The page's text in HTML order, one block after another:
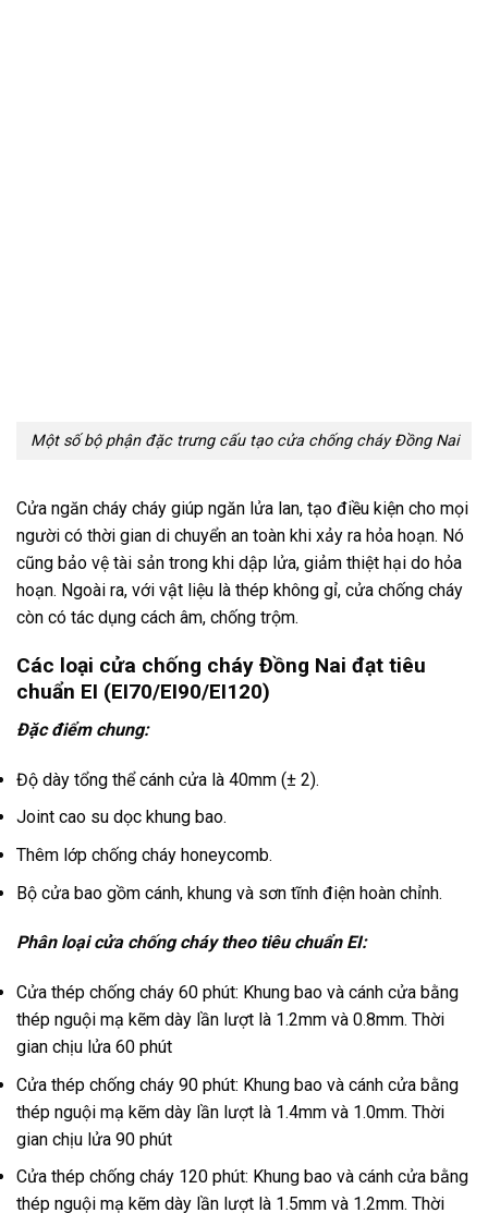
Một số bộ phận đặc trưng cấu tạo cửa chống cháy Đồng Nai
Cửa ngăn cháy cháy giúp ngăn lửa lan, tạo điều kiện cho mọi
người có thời gian di chuyển an toàn khi xảy ra hỏa hoạn. Nó
cũng bảo vệ tài sản trong khi dập lửa, giảm thiệt hại do hỏa
hoạn. Ngoài ra, với vật liệu là thép không gỉ, cửa chống cháy
còn có tác dụng cách âm, chống trộm.
Các loại cửa chống cháy Đồng Nai đạt tiêu
chuẩn EI (EI70/EI90/EI120)
Đặc điểm chung:
Độ dày tổng thể cánh cửa là 40mm (± 2).
Joint cao su dọc khung bao.
Thêm lớp chống cháy honeycomb.
Bộ cửa bao gồm cánh, khung và sơn tĩnh điện hoàn chỉnh.
Phân loại cửa chống cháy theo tiêu chuẩn EI:
Cửa thép chống cháy 60 phút: Khung bao và cánh cửa bằng
thép nguội mạ kẽm dày lần lượt là 1.2mm và 0.8mm. Thời
gian chịu lửa 60 phút
Cửa thép chống cháy 90 phút: Khung bao và cánh cửa bằng
thép nguội mạ kẽm dày lần lượt là 1.4mm và 1.0mm. Thời
gian chịu lửa 90 phút
Cửa thép chống cháy 120 phút: Khung bao và cánh cửa bằng
thép nguội mạ kẽm dày lần lượt là 1.5mm và 1.2mm. Thời